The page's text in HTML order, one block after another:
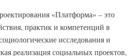
«Платформа» – это
практик и компетенций в
исследования и
реализация социальных проектов,